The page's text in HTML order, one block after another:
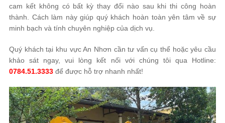
cam kết không có bất kỳ thay đổi nào sau khi thi công hoàn
thành. Cách làm này giúp quý khách hoàn toàn yên tâm về sự
minh bạch và tính chuyên nghiệp của dịch vụ.
Quý khách tại khu vực An Nhơn cần tư vấn cụ thể hoặc yêu cầu
khảo sát ngay, vui lòng kết nối với chúng tôi qua Hotline:
0784.51.3333 để được hỗ trợ nhanh nhất!